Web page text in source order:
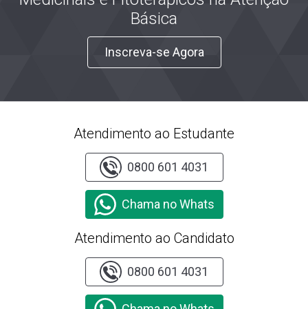
Básica
Inscreva-se Agora
Atendimento ao Estudante
0800 601 4031
Chama no Whats
Atendimento ao Candidato
0800 601 4031